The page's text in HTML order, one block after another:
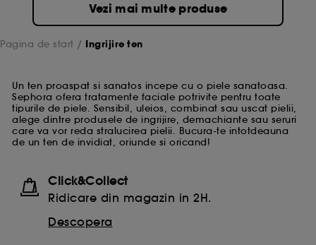
Vezi mai multe produse
Pagina de start Ingrijire ten
Un ten proaspat si sanatos incepe cu o piele sanatoasa.
Sephora ofera tratamente faciale potrivite pentru toate
tipurile de piele. Sensibil, uleios, combinat sau uscat pielii,
alege dintre produsele de ingrijire, demachiante sau seruri
care va vor reda stralucirea pielii. Bucura-te intotdeauna
de un ten de invidiat, oriunde si oricand!
Click&Collect
Ridicare din magazin in 2H.
Descopera